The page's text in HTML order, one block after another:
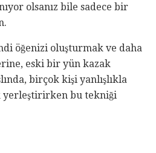
olsanız bile sadece bir
öğenizi oluşturmak ve daha
eski bir yün kazak
birçok kişi yanlışlıkla
yerleştirirken bu tekniği